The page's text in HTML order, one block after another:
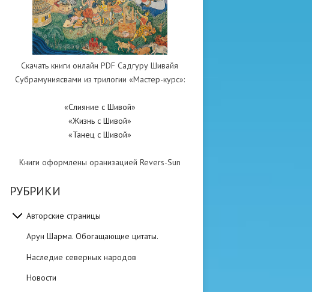
Скачать книги онлайн PDF Садгуру Шивайя
Субрамуниясвами из трилогии «Мастер-курс»:
«Слияние с Шивой»
«Жизнь с Шивой»
«Танец с Шивой»
Книги оформлены оранизацией Revers-Sun
РУБРИКИ
Авторские страницы
Арун Шарма. Обогащающие цитаты.
Наследие северных народов
Новости